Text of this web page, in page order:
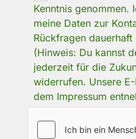
Kenntnis genommen.
meine Daten zur
Rückfragen
(Hinweis: Du kannst
jederzeit für die
widerrufen. Unsere
dem Impressum